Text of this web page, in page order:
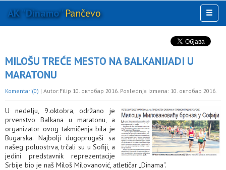
AK ''Dinamo'' Pančevo
MULTIMEDIJA
OSTALO
MILOŠU TREĆE MESTO NA BALKANIJADI U
MARATONU
Komentari(0) | Autor:Filip 10. октобар 2016. Poslednja izmena: 10. октобар 2016.
U nedelju, 9.oktobra, održano je
prvenstvo Balkana u maratonu, a
organizator ovog takmičenja bila je
Bugarska. Najbolji dugoprugaši sa
našeg poluostrva, trčali su u Sofiji, a
jedini predstavnik reprezentacije
Srbije bio je naš Miloš Milovanović, atletičar „Dinama“.